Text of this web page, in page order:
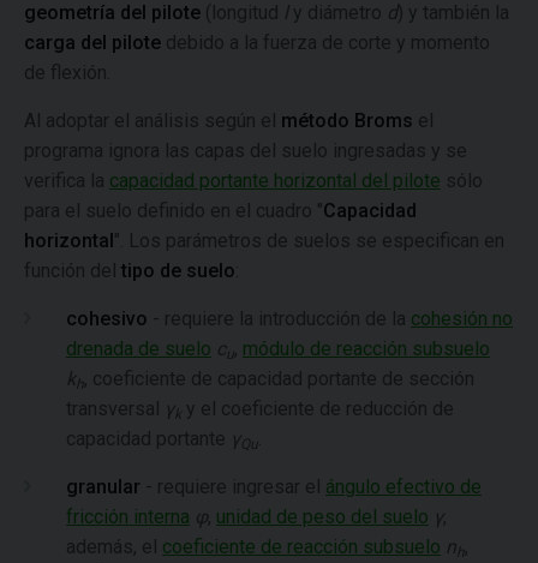
geometría del pilote (longitud ly diámetro d) y también la
carga del pilote debido a la fuerza de corte y momento
de flexión.
Al adoptar el análisis según el método Broms el
programa ignora las capas del suelo ingresadas y se
verifica la capacidad portante horizontal del pilote sólo
para el suelo definido en el cuadro "Capacidad
horizontal". Los parámetros de suelos se especifican en
función del tipo de suelo
cohesivo - requiere la introducción de la cohesión no
drenada de suelo c u, módulo de reacción subsuelo
kh , coeficiente de capacidad portante de sección
transversal γk y el coeficiente de reducción de
capacidad portante γ Qu
granular - requiere ingresar el ángulo efectivo de
fricción interna φ, unidad de peso del suelo γ,
además, el coeficiente de reacción subsuelo nh ,